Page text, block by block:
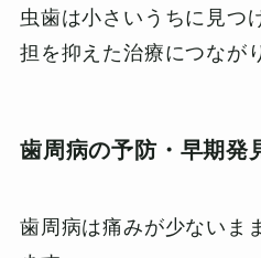
虫歯は小さいうちに見つ
担を抑えた治療につなが
歯周病の予防・早期発
歯周病は痛みが少ないま